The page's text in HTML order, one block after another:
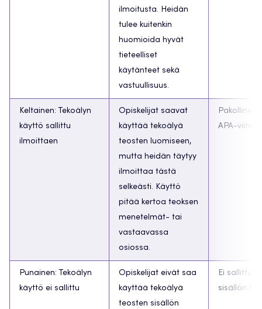
ilmoitusta. Heidän
tulee kuitenkin
huomioida hyvät
tieteelliset
käytänteet sekä
vastuullisuus.
Keltainen: Tekoälyn
käyttö sallittu
ilmoittaen
Opiskelijat saavat
käyttää tekoälyä
teosten luomiseen,
mutta heidän täytyy
ilmoittaa tästä
selkeästi. Käyttö
pitää kertoa teoksen
menetelmät- tai
vastaavassa
osiossa.
Pakollinen,
APA-viite
Punainen: Tekoälyn
käyttö ei sallittu
Opiskelijat eivät saa
käyttää tekoälyä
teosten sisällön
Ei sallittu
sisällön